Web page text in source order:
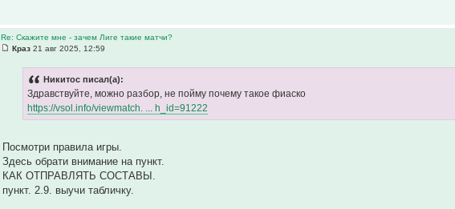
Re: Скажите мне - зачем Лиге такие матчи?
Краз 21 авг 2025, 12:59
Никитос писал(а):
Здравствуйте, можно разбор, не пойму почему такое фиаско
https://vsol.info/viewmatch. ... h_id=91222
Посмотри правила игры.
Здесь обрати внимание на пункт.
КАК ОТПРАВЛЯТЬ СОСТАВЫ.
пункт. 2.9. выучи табличку.